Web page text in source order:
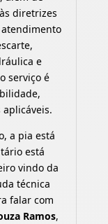
diretrizes
e
serviço é
a pia está
está
vindo da
técnica
falar com
Ramos,